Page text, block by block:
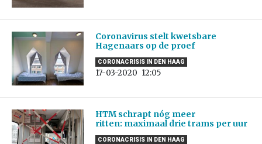
Coronavirus stelt kwetsbare
Hagenaars op de proef
CORONACRISIS IN DEN HAAG
17-03-2020 12:05
HTM schrapt nóg meer
ritten: maximaal drie trams per uur
CORONACRISIS IN DEN HAAG